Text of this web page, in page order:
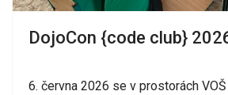
DojoCon {code club}
6. června 2026 se v prostorách